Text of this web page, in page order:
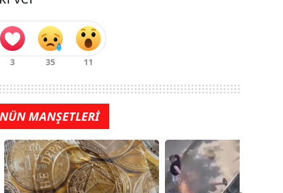
MANŞETLERİ